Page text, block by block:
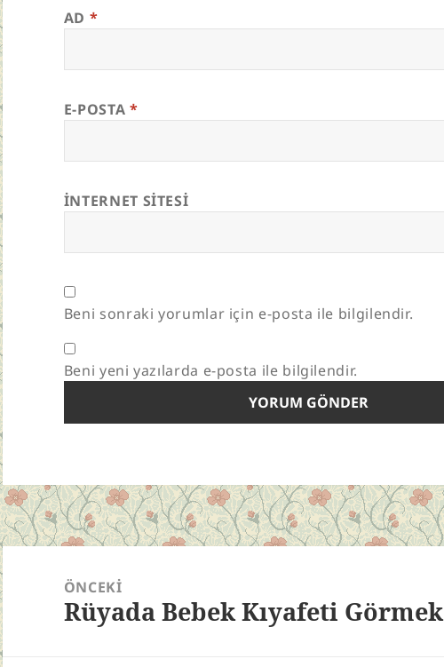
AD *
E-POSTA *
İNTERNET SITESI
Beni sonraki yorumlar için e-posta ile bilgilendir.
Beni yeni yazılarda e-posta ile bilgilendir.
Yazı
gezinmesiÖNCEKI
Önceki
Rüyada Bebek Kıyafeti Görmek